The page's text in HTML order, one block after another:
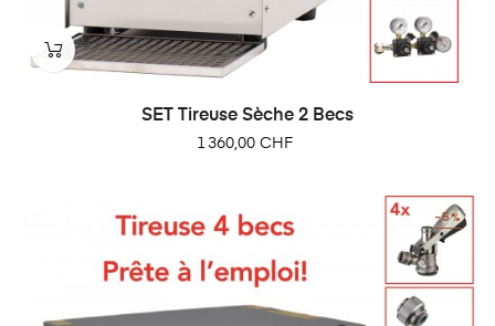
SET Tireuse Sèche 2 Becs
Prix
1 360,00 CHF
-5%